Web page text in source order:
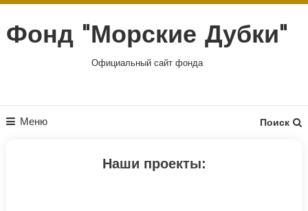
содержимому
Фонд "Морские Дубки"
Официальный сайт фонда
Меню Поиск
Наши проекты: